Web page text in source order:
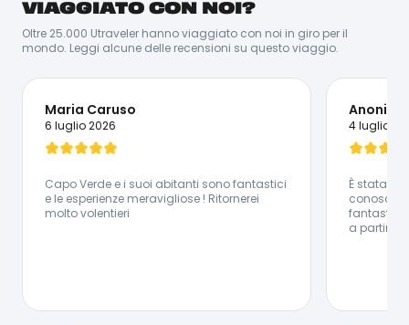
mettersi in gioco: il torto più grande che gli puoi fare è
farlo stare fermo! Quando tornerai dal tuo viaggio, il
suo carisma e la sua voglia di fare ti rimarranno
impressi per sempre! E tra un aperitivo e una giornata
Lingue Parlate:
🇮🇹 Italiano - 🇵🇹 Portoghese - 🇬🇧 Inglese - 🇫🇷
Francese - 🇪🇸 Spagnolo
VIAGGIATO CON NOI?
Oltre 25.000 Utraveler hanno viaggiato con noi in giro per il
mondo. Leggi alcune delle recensioni su questo viaggio.
Maria Caruso
6 luglio 2026
Capo Verde e i suoi abitanti sono fantastici
e le esperienze meravigliose ! Ritornerei
molto volentieri
Anonimo
4 luglio
È stata
fantastici
a partire